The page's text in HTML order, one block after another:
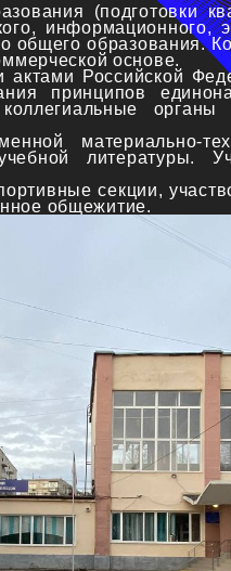
(подготовки
информационного,
образования.
основе.
Российской
принципов
органы
материально-
литературы.
секции,
общежитие.